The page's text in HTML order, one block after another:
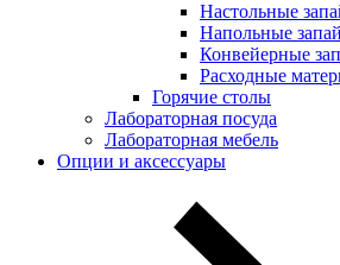
Настольные
Напольные
Конвейерные
Расходные
Горячие столы
Лабораторная посуда
Лабораторная мебель
Опции и аксессуары